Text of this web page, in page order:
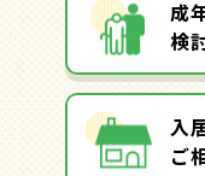
成
検
入
ご